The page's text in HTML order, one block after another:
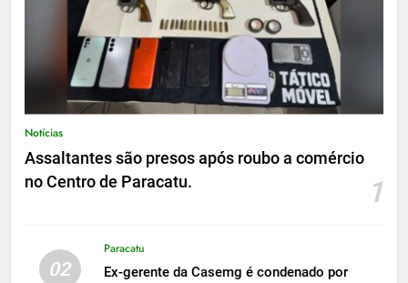
Notícias
Assaltantes são presos após roubo a comércio
no Centro de Paracatu.
1
02
Paracatu
Ex-gerente da Casemg é condenado por